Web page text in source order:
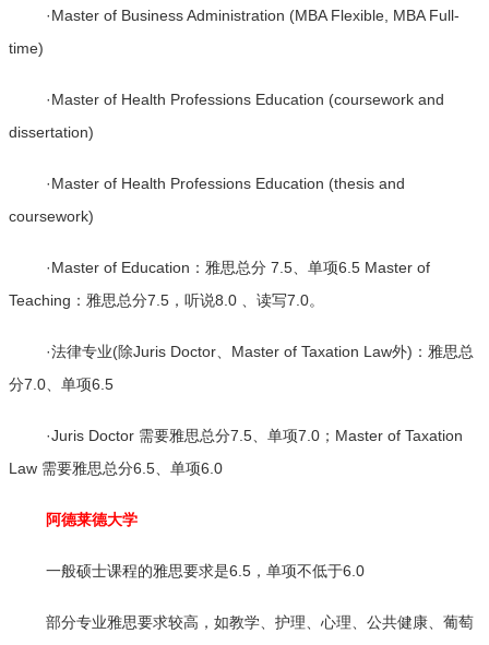
·Master of Business Administration (MBA Flexible, MBA Full-
time)
·Master of Health Professions Education (coursework and
dissertation)
·Master of Health Professions Education (thesis and
coursework)
·Master of Education：雅思总分 7.5、单项6.5 Master of
Teaching：雅思总分7.5，听说8.0 、读写7.0。
·法律专业(除Juris Doctor、Master of Taxation Law外)：雅思总
分7.0、单项6.5
·Juris Doctor 需要雅思总分7.5、单项7.0；Master of Taxation
Law 需要雅思总分6.5、单项6.0
阿德莱德大学
一般硕士课程的雅思要求是6.5，单项不低于6.0
部分专业雅思要求较高，如教学、护理、心理、公共健康、葡萄